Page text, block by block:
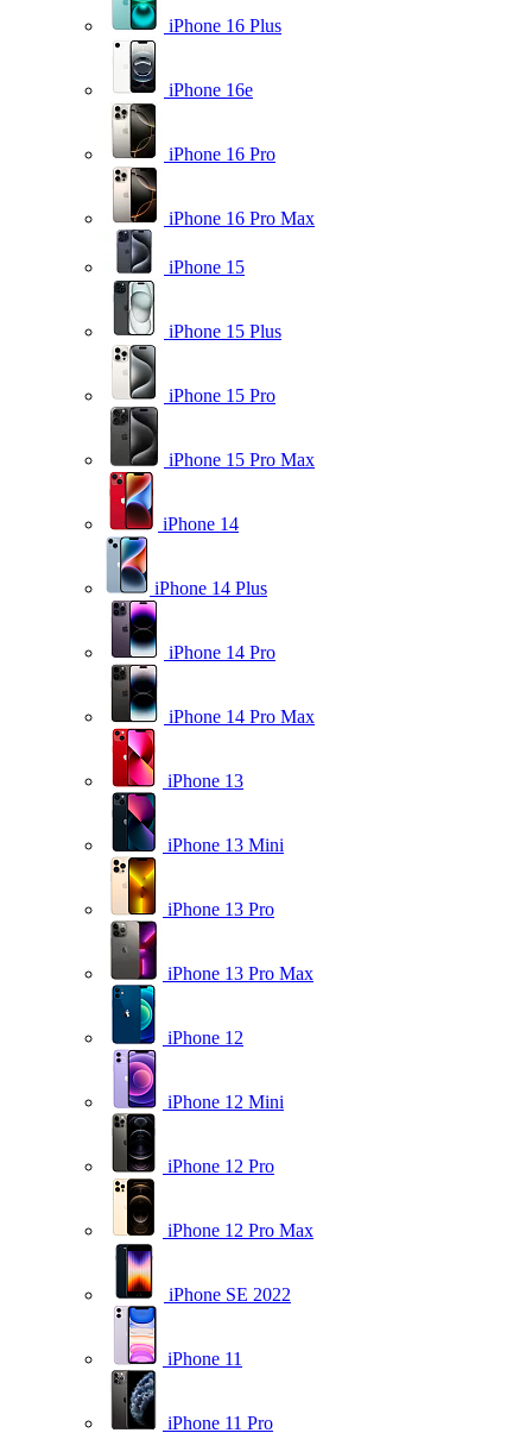
iPhone 16 Plus
iPhone 16e
iPhone 16 Pro
iPhone 16 Pro Max
iPhone 15
iPhone 15 Plus
iPhone 15 Pro
iPhone 15 Pro Max
iPhone 14
iPhone 14 Plus
iPhone 14 Pro
iPhone 14 Pro Max
iPhone 13
iPhone 13 Mini
iPhone 13 Pro
iPhone 13 Pro Max
iPhone 12
iPhone 12 Mini
iPhone 12 Pro
iPhone 12 Pro Max
iPhone SE 2022
iPhone 11
iPhone 11 Pro